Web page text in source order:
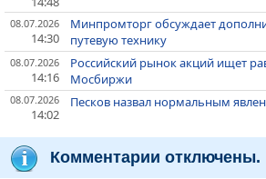
08.07.2026
14:30
Минпромторг обсуждает
путевую технику
08.07.2026
14:16
Российский рынок акций ищет
Мосбиржи
08.07.2026
14:02
Песков назвал нормальным
Комментарии отключены.